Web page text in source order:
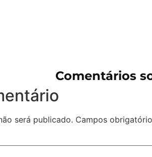
Comentários
será publicado. Campos